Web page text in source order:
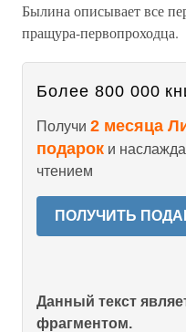
Былина описывает все
пращура-первопроходца.
Более 800 000
Получи 2 месяца
подарок и
чтением
ПОЛУЧИТЬ
Данный текст
фрагментом.